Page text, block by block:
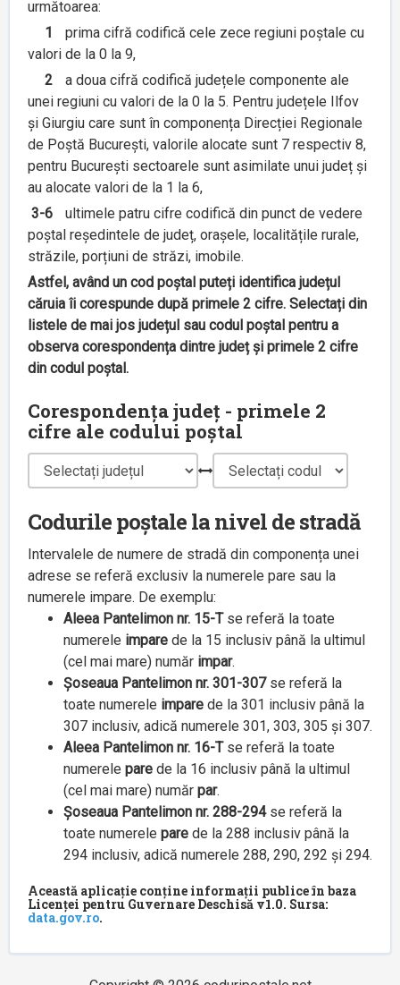
următoarea:
1
prima cifră codifică cele zece regiuni poștale cu
valori de la 0 la 9,
2
a doua cifră codifică județele componente ale
unei regiuni cu valori de la 0 la 5. Pentru județele Ilfov
și Giurgiu care sunt în componența Direcției Regionale
de Poștă București, valorile alocate sunt 7 respectiv 8,
pentru București sectoarele sunt asimilate unui județ și
au alocate valori de la 1 la 6,
3-6
ultimele patru cifre codifică din punct de vedere
poștal reședintele de județ, orașele, localitățile rurale,
străzile, porțiuni de străzi, imobile.
Astfel, având un cod poștal puteți identifica județul
căruia îi corespunde după primele 2 cifre. Selectați din
listele de mai jos județul sau codul poștal pentru a
observa corespondența dintre județ și primele 2 cifre
din codul poștal.
Corespondența județ - primele 2
cifre ale codului poștal
Codurile poștale la nivel de stradă
Intervalele de numere de stradă din componența unei
adrese se referă exclusiv la numerele pare sau la
numerele impare. De exemplu:
Aleea Pantelimon nr. 15-Tse referă la toate
numerele impare de la 15 inclusiv până la ultimul
(cel mai mare) număr impar.
Șoseaua Pantelimon nr. 301-307se referă la
toate numerele impare de la 301 inclusiv până la
307 inclusiv, adică numerele 301, 303, 305 și 307.
Aleea Pantelimon nr. 16-Tse referă la toate
numerele pare de la 16 inclusiv până la ultimul
(cel mai mare) număr par.
Șoseaua Pantelimon nr. 288-294se referă la
toate numerele pare de la 288 inclusiv până la
294 inclusiv, adică numerele 288, 290, 292 și 294.
Această aplicație conține informații publice în baza
Licenței pentru Guvernare Deschisă v1.0. Sursa:
data.gov.ro.